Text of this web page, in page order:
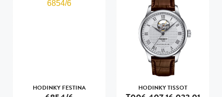
HODINKY FESTINA HODINKY TISSOT